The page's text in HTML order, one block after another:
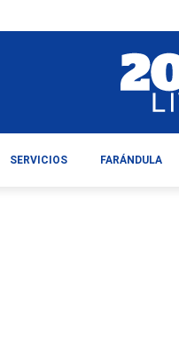
SERVICIOS FARÁNDULA